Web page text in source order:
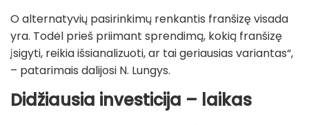
O alternatyvių pasirinkimų renkantis franšizę visada
yra. Todėl prieš priimant sprendimą, kokią franšizę
įsigyti, reikia išsianalizuoti, ar tai geriausias variantas“,
– patarimais dalijosi N. Lungys.
Didžiausia investicija – laikas